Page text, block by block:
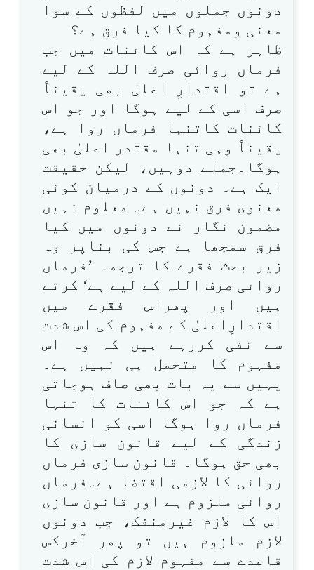
دونوں جملوں میں لفظوں کے سوا
معنی ومفہوم کا کیا فرق ہے؟
ظاہر ہے کہ اس کائنات میں جب
فرماں روائی صرف اللہ کے لیے
ہے تو اقتدارِ اعلیٰ بھی یقیناً
صرف اسی کے لیے ہوگا اور جو اس
کائنات کاتنہا فرماں روا ہے،
یقیناً وہی تنہا مقتدر اعلیٰ بھی
ہوگا۔جملے دوہیں، لیکن حقیقت
ایک ہے۔ دونوں کے درمیان کوئی
معنوی فرق نہیں ہے۔ معلوم نہیں
مضمون نگار نے دونوں میں کیا
فرق سمجھا ہے جس کی بناپر وہ
زیر بحث فقرے کا ترجمہ ’فرماں
روائی صرف اللہ کے لیے ہے‘ کرتے
ہیں اور پھراس فقرے میں
اقتدارِاعلیٰ کے مفہوم کی اس شدت
سے نفی کررہے ہیں کہ وہ اس
مفہوم کا متحمل ہی نہیں ہے۔
یہیں سے یہ بات بھی صاف ہوجاتی
ہے کہ جو اس کائنات کا تنہا
فرماں روا ہوگا اسی کو انسانی
زندگی کے لیے قانون سازی کا
بھی حق ہوگا۔ قانون سازی فرماں
روائی کا لازمی اقتضا ہے۔فرماں
روائی ملزوم ہے اور قانون سازی
اس کا لازم غیرمنفک، جب دونوں
لازم ملزوم ہیں تو پھر آخرکس
قاعدے سے مفہوم لازم کی اس شدت